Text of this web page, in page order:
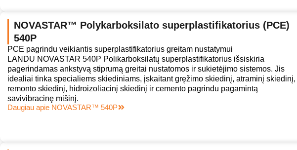
NOVASTAR™ Polykarboksilato superplastifikatorius (PCE)
540P
PCE pagrindu veikiantis superplastifikatorius greitam nustatymui
LANDU NOVASTAR 540P Polikarboksilatų superplastifikatorius išsiskiria
pagerindamas ankstyvą stiprumą greitai nustatomos ir sukietėjimo sistemos. Jis
idealiai tinka specialiems skiediniams, įskaitant gręžimo skiedinį, atraminį skiedinį,
remonto skiedinį, hidroizoliacinį skiedinį ir cemento pagrindu pagamintą
savivibracinę mišinį.
Daugiau apie NOVASTAR™ 540P